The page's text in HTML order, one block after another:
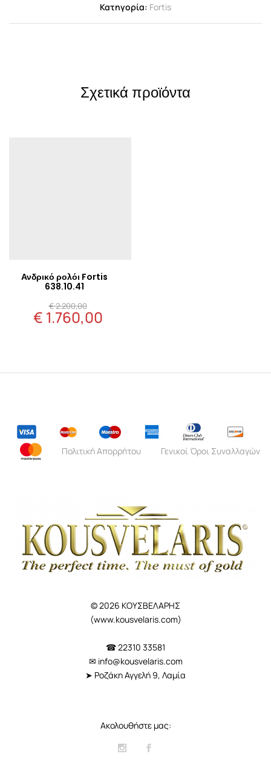
Κατηγορία: Fortis
Σχετικά προϊόντα
Ανδρικό ρολόι Fortis
638.10.41
€2.200,00
price
was:
€ 1.760,00
Πολιτική Απορρήτου Γενικοί Όροι Συναλλαγών
© 2026 ΚΟΥΣΒΕΛΑΡΗΣ
(www.kousvelaris.com)
☎ 22310 33581
✉ info@kousvelaris.com
➤ Ροζάκη Αγγελή 9, Λαμία
Ακολουθήστε μας: